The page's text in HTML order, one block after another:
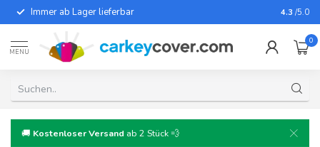
Immer ab Lager lieferbar Für fast
4.3 /5.0
MENU
0
🚚 Kostenloser Versand ab 2 Stück 💨